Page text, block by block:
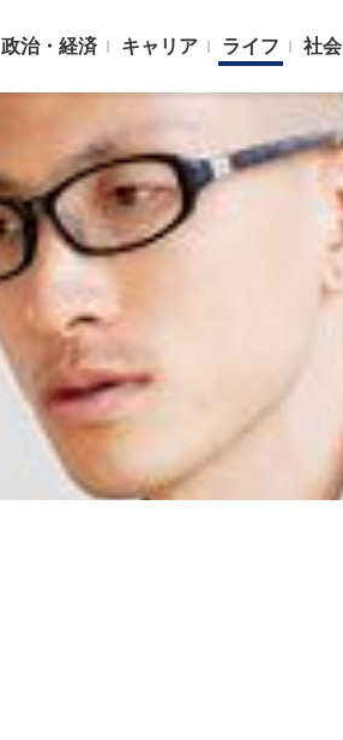
政治・経済 キャリア ライフ 社会